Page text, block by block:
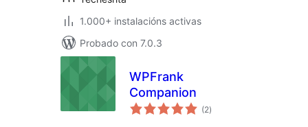
1.000+ instalacións activas
Probado con 7.0.3
WPFrank
Companion
(2valoracións
totais
)